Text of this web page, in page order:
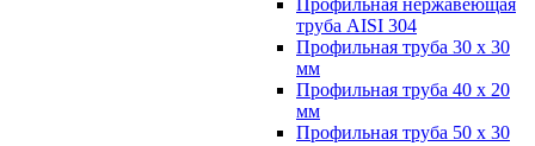
Профильная нержавеющая
труба AISI 304
Профильная труба 30 х 30
мм
Профильная труба 40 х 20
мм
Профильная труба 50 х 30